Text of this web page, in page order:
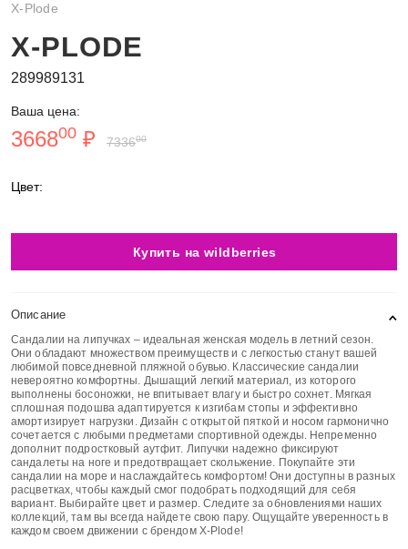
X-Plode
X-PLODE
289989131
Ваша цена:
366800 ₽ 733600
Цвет:
Купить на wildberries
Описание
Сандалии на липучках – идеальная женская модель в летний сезон.
Они обладают множеством преимуществ и с легкостью станут вашей
любимой повседневной пляжной обувью. Классические сандалии
невероятно комфортны. Дышащий легкий материал, из которого
выполнены босоножки, не впитывает влагу и быстро сохнет. Мягкая
сплошная подошва адаптируется к изгибам стопы и эффективно
амортизирует нагрузки. Дизайн с открытой пяткой и носом гармонично
сочетается с любыми предметами спортивной одежды. Непременно
дополнит подростковый аутфит. Липучки надежно фиксируют
сандалеты на ноге и предотвращает скольжение. Покупайте эти
сандалии на море и наслаждайтесь комфортом! Они доступны в разных
расцветках, чтобы каждый смог подобрать подходящий для себя
вариант. Выбирайте цвет и размер. Следите за обновлениями наших
коллекций, там вы всегда найдете свою пару. Ощущайте уверенность в
каждом своем движении с брендом X-Plode!